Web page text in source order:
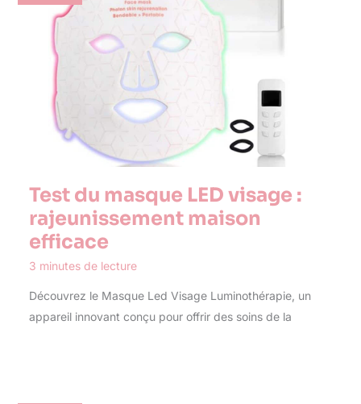
Test du masque LED visage :
rajeunissement maison
efficace
3 minutes de lecture
Découvrez le Masque Led Visage Luminothérapie, un
appareil innovant conçu pour offrir des soins de la